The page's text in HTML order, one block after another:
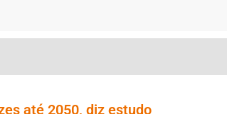
até 2050, diz estudo